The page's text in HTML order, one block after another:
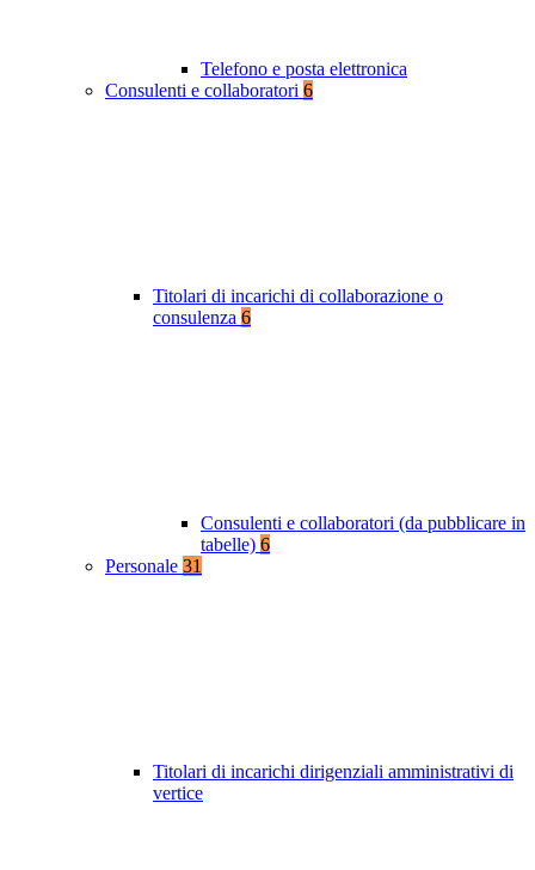
Telefono e posta elettronica
Consulenti e collaboratori 6
Titolari di incarichi di collaborazione o
consulenza 6
Consulenti e collaboratori (da pubblicare in
tabelle) 6
Personale 31
Titolari di incarichi dirigenziali amministrativi di
vertice